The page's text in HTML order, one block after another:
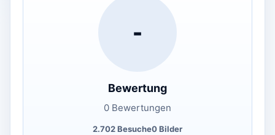
-
Bewertung
0 Bewertungen
2.702 Besuche0 Bilder